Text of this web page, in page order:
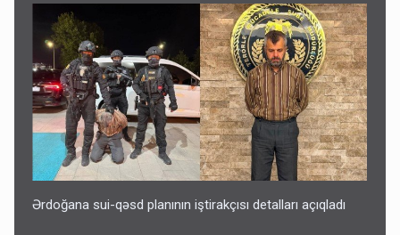
Ərdoğana sui-qəsd planının iştirakçısı detalları açıqladı